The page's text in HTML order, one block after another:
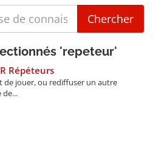
'repeteur'
Répéteurs
de jouer, ou rediffuser un autre
de...